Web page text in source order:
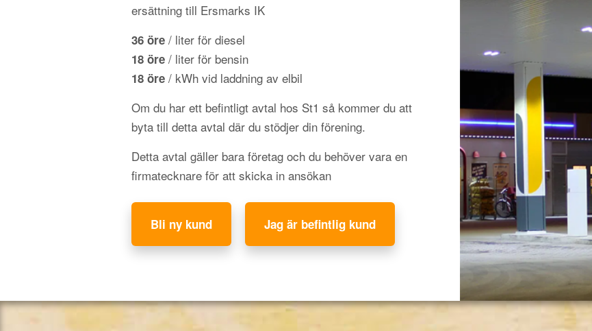
ersättning till Ersmarks IK
36 öre / liter för diesel
18 öre / liter för bensin
18 öre / kWh vid laddning av elbil
Om du har ett befintligt avtal hos St1 så kommer du att
byta till detta avtal där du stödjer din förening.
Detta avtal gäller bara företag och du behöver vara en
firmatecknare för att skicka in ansökan
Bli ny kund Jag är befintlig kund